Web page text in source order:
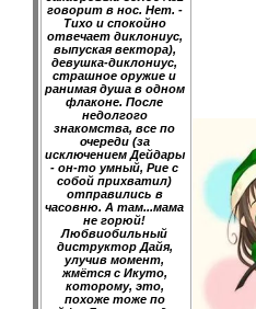
говорит в нос. Нет. -
Тихо и спокойно
отвечает диклониус,
выпуская вектора),
девушка-диклониус,
страшное оружие и
ранимая душа в одном
флаконе. После
недолгого
знакомства, все по
очереди (за
исключением Дейдары
- он-то умный, Рие с
собой прихватил)
отправились в
часовню. А там...мама
не горюй!
Любвиобильный
диструктор Дайя,
улучив момент,
жмётся с Икуто,
которому, это,
похоже тоже по